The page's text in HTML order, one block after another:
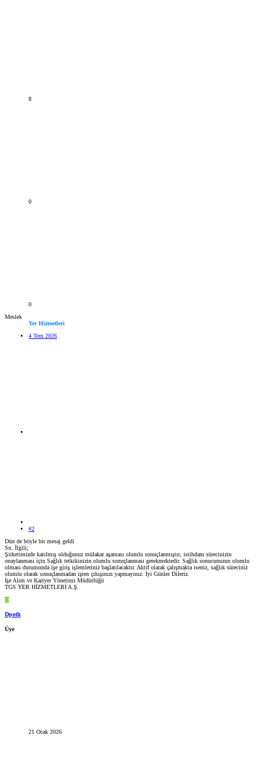
8
0
0
Meslek
Yer Hizmetleri
4 Tem 2026
#2
Dün de böyle bir mesaj geldi
Sn. İlgili;
Şirketimizde katılmış olduğunuz mülakat aşaması olumlu sonuçlanmıştır, istihdam sürecinizin
onaylanması için Sağlık tetkikinizin olumlu sonuçlanması gerekmektedir. Sağlık sonucunuzun olumlu
olması durumunda işe giriş işlemleriniz başlatılacaktır. Aktif olarak çalışmakta iseniz, sağlık süreciniz
olumlu olarak sonuçlanmadan işten çıkışınızı yapmayınız. İyi Günler Dileriz.
İşe Alım ve Kariyer Yönetimi Müdürlüğü
TGS YER HİZMETLERİ A.Ş.
D
Dpoth
Üye
21 Ocak 2026